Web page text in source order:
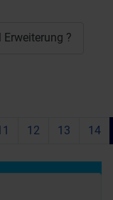
?
12 13 14